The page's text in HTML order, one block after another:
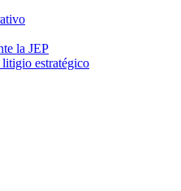
la JEP
litigio estratégico